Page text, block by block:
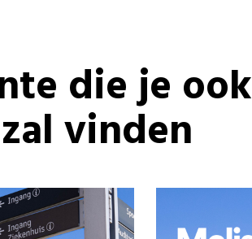
die je ook
vinden